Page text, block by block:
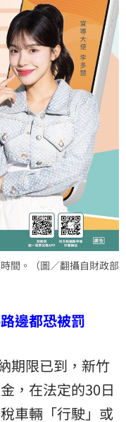
間。（圖／翻攝自財政部
邊都恐被罰
期限已到，新竹
，在法定的30日
車輛「行駛」或